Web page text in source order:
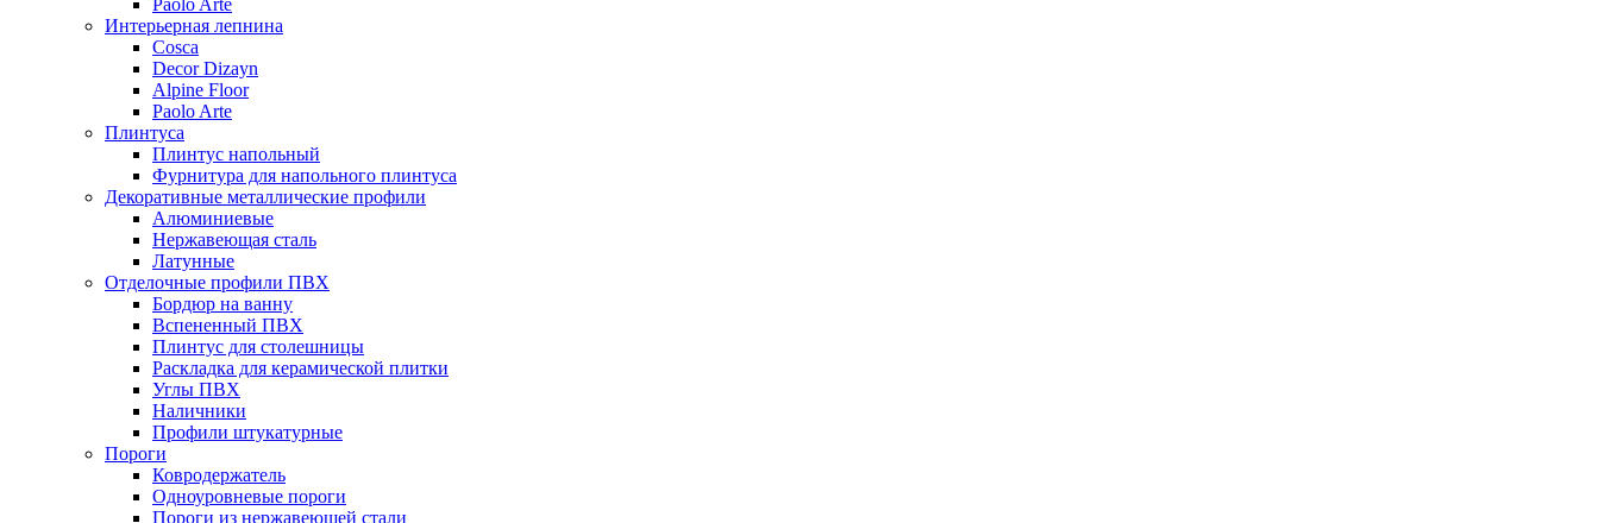
Paolo Arte
Интерьерная лепнина
Cosca
Decor Dizayn
Alpine Floor
Paolo Arte
Плинтуса
Плинтус напольный
Фурнитура для напольного плинтуса
Декоративные металлические профили
Алюминиевые
Нержавеющая сталь
Латунные
Отделочные профили ПВХ
Бордюр на ванну
Вспененный ПВХ
Плинтус для столешницы
Раскладка для керамической плитки
Углы ПВХ
Наличники
Профили штукатурные
Пороги
Ковродержатель
Одноуровневые пороги
Пороги из нержавеющей стали